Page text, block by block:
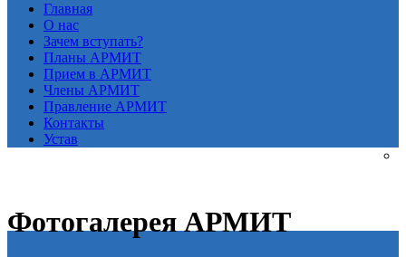
Главная
О нас
Зачем вступать?
Планы АРМИТ
Прием в АРМИТ
Члены АРМИТ
Правление АРМИТ
Контакты
Устав
Фотогалерея АРМИТ